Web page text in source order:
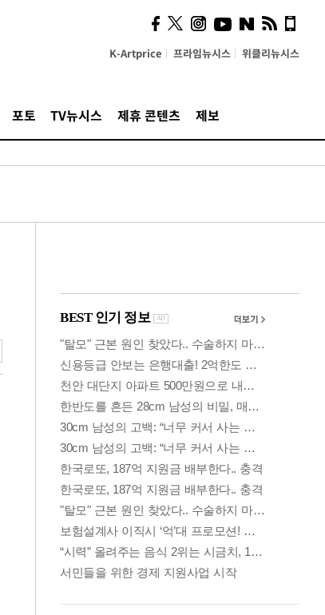
K-Artprice 프라임뉴시스 위클리뉴시스
포토 TV뉴시스 제휴 콘텐츠 제보
시, 스마트폰 액세서리에
NFC 더했다